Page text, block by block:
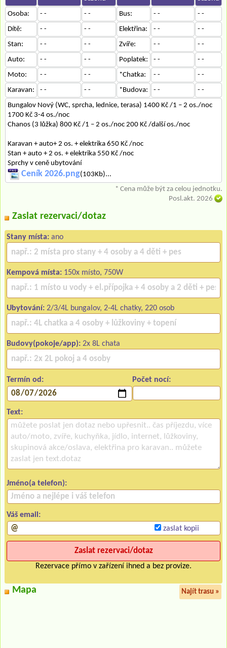
Osoba:
- - - - Bus: - -
- -
Dítě:
- - - - Elektřina: - -
- -
Stan:
- - - - Zvíře: - -
- -
Auto:
- - - - Poplatek: - -
- -
Moto:
- - - - *Chatka: - -
- -
Karavan:
- - - - *Budova: - -
- -
Bungalov Nový (WC, sprcha, lednice, terasa) 1400 Kč /1 – 2 os./noc
1700 Kč 3-4 os./noc
Chanos (3 lůžka) 800 Kč /1 – 2 os./noc 200 Kč /další os./noc
Karavan + auto+ 2 os. + elektrika 650 Kč /noc
Stan + auto + 2 os. + elektrika 550 Kč /noc
Sprchy v ceně ubytování
Ceník 2026.png(103Kb)...
* Cena může být za celou jednotku.
Posl.akt. 2026
Zaslat rezervaci/dotaz
Stany místa: ano
Kempová místa: 150x místo, 750W
Ubytování: 2/3/4L bungalov, 2-4L chatky, 220 osob
Budovy(pokoje/app): 2x 8L chata
Termín od: Počet nocí:
Text:
Jméno(a telefon):
Váš email:
zaslat kopii
Rezervace přímo v zařízení ihned a bez provize.
Mapa Najít trasu »